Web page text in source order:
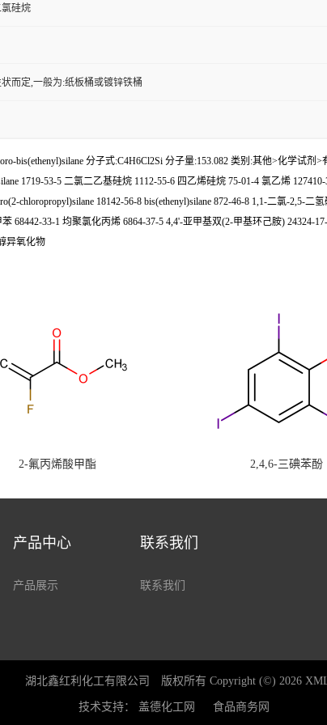
硅烷
而定,一般为:纸板桶或镀锌铁桶
bis(ethenyl)silane 分子式:C4H6Cl2Si 分子量:153.082 类别:其他>化学试剂
1719-53-5 二氯二乙基硅烷 1112-55-6 四乙烯硅烷 75-01-4 氯乙烯
chloropropyl)silane 18142-56-8 bis(ethenyl)silane 872-46-8 1,1-二氯-
68442-33-1 均聚氯化丙烯 6864-37-5 4,4'-亚甲基双(2-甲基环己胺) 24324-
异氧化物
2-氟丙烯酸甲酯 2,4,6-三碘苯酚
产品中心
产品展示
联系我们
联系我们
湖北鑫红利化工有限公司 版权所有 Copyright (©) 2026
技术支持： 盖德化工网 食品商务网